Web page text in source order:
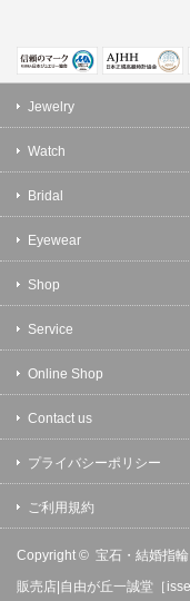
Jewelry
Watch
Bridal
Eyewear
Shop
Service
Online Shop
Contact us
プライバシーポリシー
ご利用規約
Copyright © 宝石・結婚指
販売店|自由が丘一誠堂［